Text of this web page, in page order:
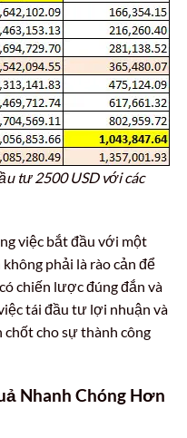
tư 2500 USD với các
việc bắt đầu với một
phải là rào cản để
chiến lược đúng đắn và
tái đầu tư lợi nhuận và
cho sự thành công
Nhanh Chóng Hơn